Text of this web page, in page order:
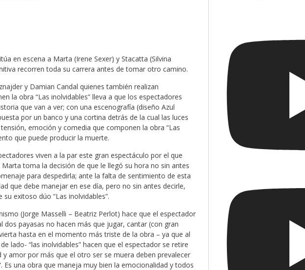
en escena a Marta (Irene Sexer) y Stacatta (Silvina
recorren toda su carrera antes de tomar otro camino.
y Damian Candal quienes también realizan
la obra “Las inolvidables” lleva a que los espectadores
que van a ver; con una escenografía (diseño Azul
por un banco y una cortina detrás de la cual las luces
emoción y comedia que componen la obra “Las
que puede producir la muerte.
viven a la par este gran espectáculo por el que
toma la decisión de que le llegó su hora no sin antes
para despedirla; ante la falta de sentimiento de esta
que debe manejar en ese día, pero no sin antes decirle,
exitoso dúo “Las inolvidables”.
(Jorge Masselli – Beatriz Perlot) hace que el espectador
payasas no hacen más que jugar, cantar (con gran
hasta en el momento más triste de la obra – ya que al
lado- “las inolvidables” hacen que el espectador se retire
amor por más que el otro ser se muera deben prevalecer
una obra que maneja muy bien la emocionalidad y todos